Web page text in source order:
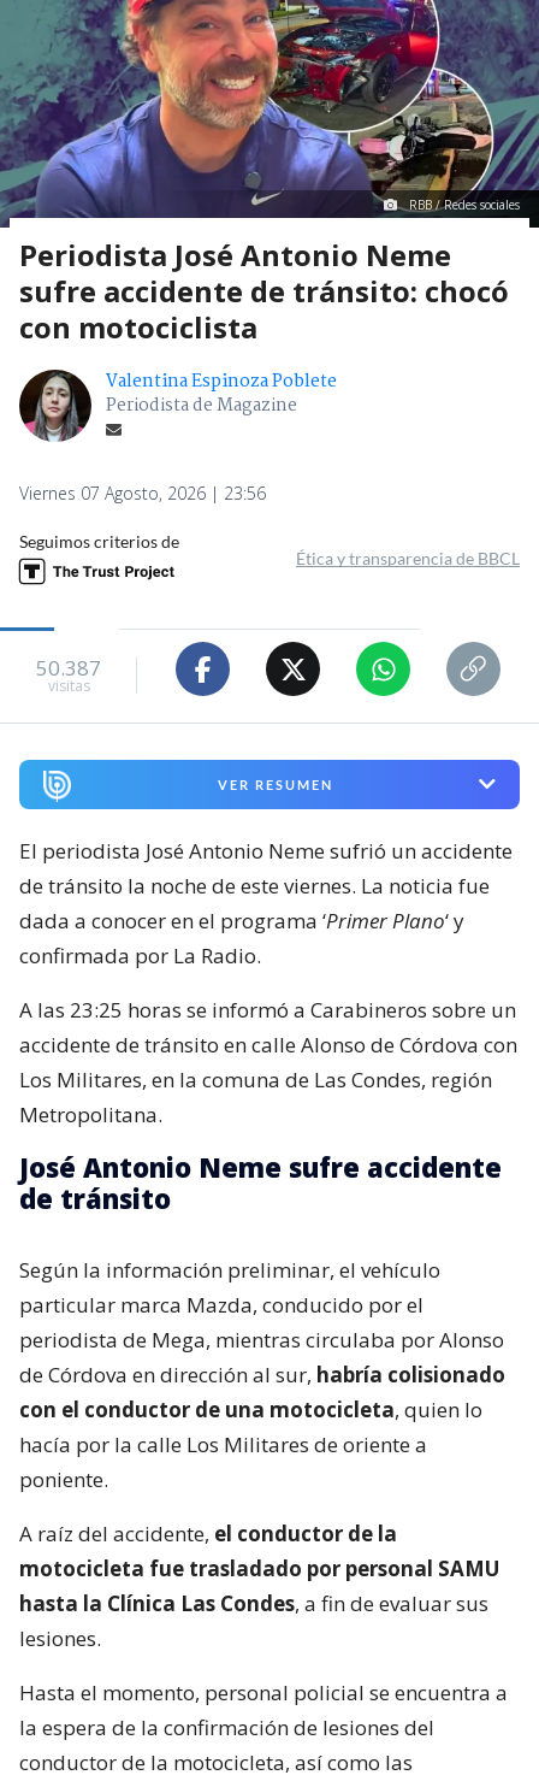
RBB / Redes sociales
Periodista José Antonio Neme
sufre accidente de tránsito: chocó
con motociclista
Valentina Espinoza Poblete
Periodista de Magazine
Viernes 07 Agosto, 2026 | 23:56
Seguimos criterios de
Ética y transparencia de BBCL
50.387
visitas
VER RESUMEN
El periodista José Antonio Neme sufrió un accidente
de tránsito la noche de este viernes. La noticia fue
dada a conocer en el programa ‘Primer Plano‘ y
confirmada por La Radio.
A las 23:25 horas se informó a Carabineros sobre un
accidente de tránsito en calle Alonso de Córdova con
Los Militares, en la comuna de Las Condes, región
Metropolitana.
José Antonio Neme sufre accidente
de tránsito
Según la información preliminar, el vehículo
particular marca Mazda, conducido por el
periodista de Mega, mientras circulaba por Alonso
de Córdova en dirección al sur, habría colisionado
con el conductor de una motocicleta, quien lo
hacía por la calle Los Militares de oriente a
poniente.
A raíz del accidente, el conductor de la
motocicleta fue trasladado por personal SAMU
hasta la Clínica Las Condes, a fin de evaluar sus
lesiones.
Hasta el momento, personal policial se encuentra a
la espera de la confirmación de lesiones del
conductor de la motocicleta, así como las